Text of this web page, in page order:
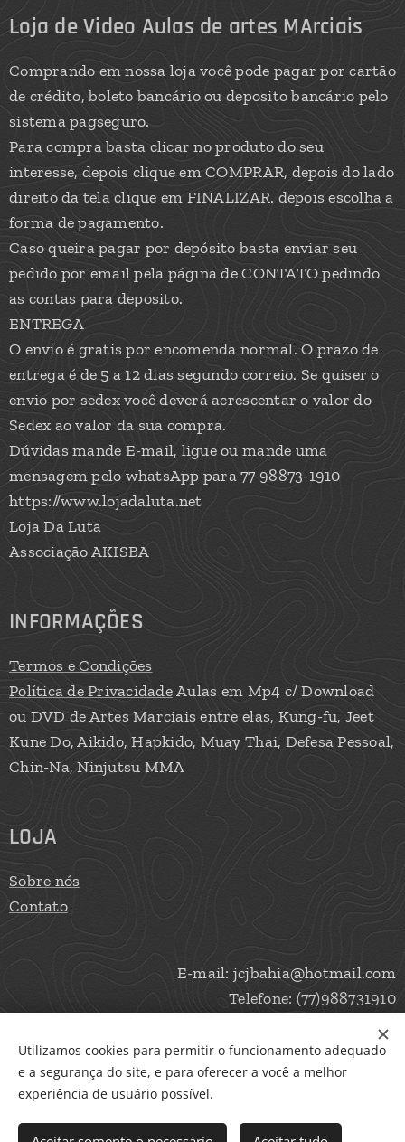
Adicionar ao carrinho
Loja de Video Aulas de artes MArciais
Comprando em nossa loja você pode pagar por cartão
de crédito, boleto bancário ou deposito bancário pelo
sistema pagseguro.
Para compra basta clicar no produto do seu
interesse, depois clique em COMPRAR, depois do lado
direito da tela clique em FINALIZAR. depois escolha a
forma de pagamento.
Caso queira pagar por depósito basta enviar seu
pedido por email pela página de CONTATO pedindo
as contas para deposito.
ENTREGA
O envio é gratis por encomenda normal. O prazo de
entrega é de 5 a 12 dias segundo correio. Se quiser o
envio por sedex você deverá acrescentar o valor do
Sedex ao valor da sua compra.
Dúvidas mande E-mail, ligue ou mande uma
mensagem pelo whatsApp para 77 98873-1910
https://www.lojadaluta.net
Loja Da Luta
Associação AKISBA
INFORMAÇÕES
Termos e Condições
Política de PrivacidadeAulas em Mp4 c/ Download
ou DVD de Artes Marciais entre elas, Kung-fu, Jeet
Kune Do, Aikido, Hapkido, Muay Thai, Defesa Pessoal,
Chin-Na, Ninjutsu MMA
LOJA
Sobre nós
Contato
E-mail: jcjbahia@hotmail.com
Telefone: (77)988731910
Cookies
Utilizamos cookies para permitir o funcionamento adequado
e a segurança do site, e para oferecer a você a melhor
experiência de usuário possível.